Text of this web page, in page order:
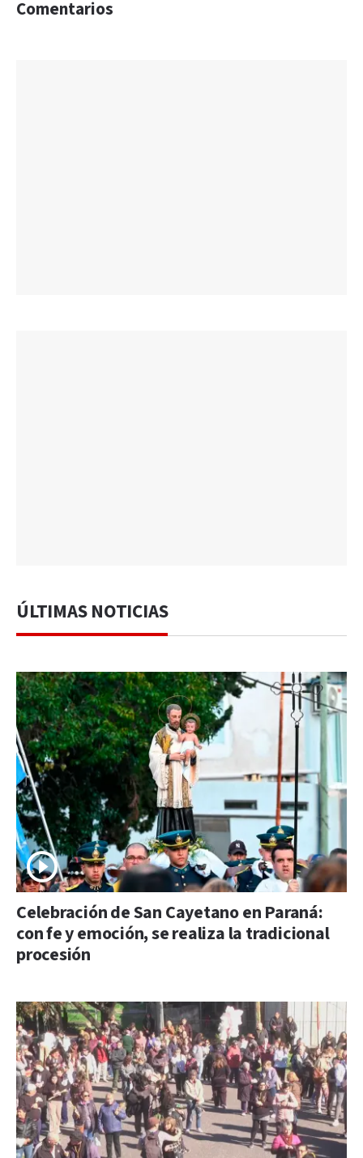
Comentarios
ÚLTIMAS NOTICIAS
Celebración de San Cayetano en Paraná:
con fe y emoción, se realiza la tradicional
procesión